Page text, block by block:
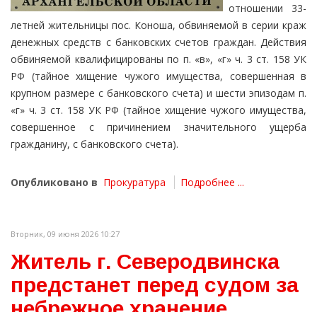
отношении 33-
летней жительницы пос. Коноша, обвиняемой в серии краж
денежных средств с банковских счетов граждан. Действия
обвиняемой квалифицированы по п. «в», «г» ч. 3 ст. 158 УК
РФ (тайное хищение чужого имущества, совершенная в
крупном размере с банковского счета) и шести эпизодам п.
«г» ч. 3 ст. 158 УК РФ (тайное хищение чужого имущества,
совершенное с причинением значительного ущерба
гражданину, с банковского счета).
Опубликовано в Прокуратура Подробнее ...
Вторник, 09 июня 2026 10:27
Житель г. Северодвинска
предстанет перед судом за